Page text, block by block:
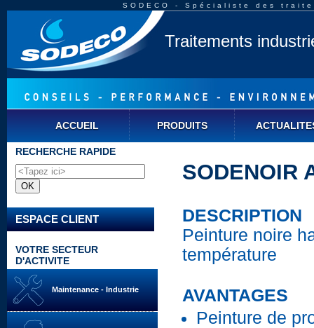
SODECO - Spécialiste des
Traitements
ACCUEIL PRODUITS
RECHERCHE RAPIDE
ESPACE CLIENT
VOTRE SECTEUR
D'ACTIVITE
Maintenance - Industrie
SODENOIR
DESCRIPTION
Peinture noire
température
AVANTAGES
Peinture de